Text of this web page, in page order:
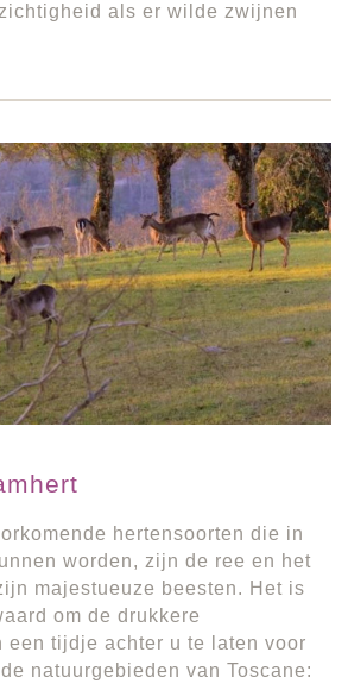
als er wilde zwijnen
hertensoorten die in
worden, zijn de ree en het
majestueuze beesten. Het is
om de drukkere
een tijdje achter u te laten voor
natuurgebieden van Toscane: